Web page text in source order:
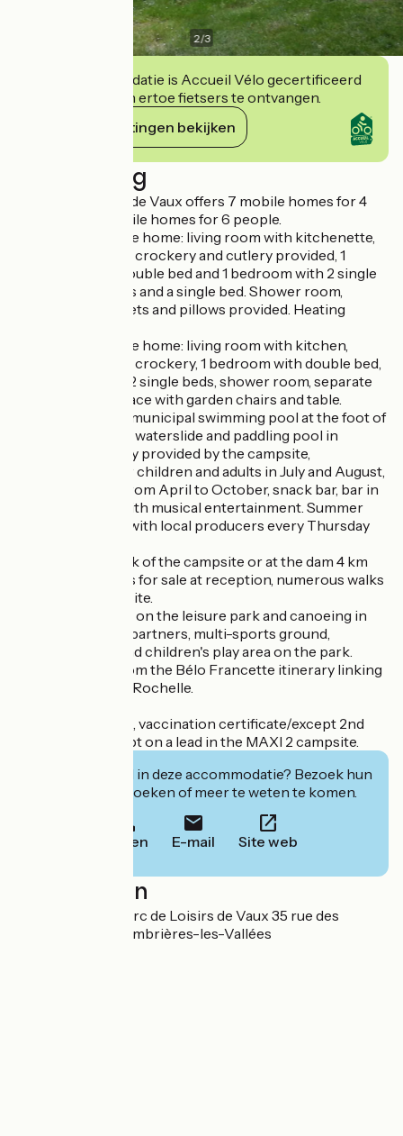
2/3
Deze accommodatie is Accueil Vélo gecertificeerd
en verbindt zich ertoe fietsers te ontvangen.
Haar verplichtingen bekijken
Beschrijving
Camping Le Parc de Vaux offers 7 mobile homes for 4
people and 2 mobile homes for 6 people.
2-bedroom mobile home: living room with kitchenette,
fridge, microwave, crockery and cutlery provided, 1
bedroom with 1 double bed and 1 bedroom with 2 single
beds or bunk beds and a single bed. Shower room,
separate WC, duvets and pillows provided. Heating
3-bedroom mobile home: living room with kitchen,
fridge, microwave, crockery, 1 bedroom with double bed,
2 bedrooms with 2 single beds, shower room, separate
WC, heating. Terrace with garden chairs and table.
Nearby activities: municipal swimming pool at the foot of
the campsite with waterslide and paddling pool in
summer, free entry provided by the campsite,
entertainment for children and adults in July and August,
mini golf course from April to October, snack bar, bar in
July and August with musical entertainment. Summer
campsite market with local producers every Thursday
Fishing at the back of the campsite or at the dam 4 km
away, fishing cards for sale at reception, numerous walks
around the campsite.
Equestrian centre on the leisure park and canoeing in
summer with our partners, multi-sports ground,
petanque pitch and children's play area on the park.
Less than 5 km from the Bélo Francette itinerary linking
Ouistreham to La Rochelle.
Animals accepted, vaccination certificate/except 2nd
category dogs kept on a lead in the MAXI 2 campsite.
Geïnteresseerd in deze accommodatie? Bezoek hun
website om te boeken of meer te weten te komen.
Bellen E-mail Site web
Localisation
Camping sur le Parc de Loisirs de Vaux 35 rue des
Colverts 53300 Ambrières-les-Vallées